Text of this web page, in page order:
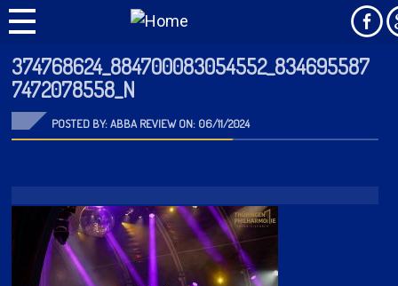
374768624_884700083054552_834695587
7472078558_N
POSTED BY: ABBA REVIEW ON: 06/11/2024